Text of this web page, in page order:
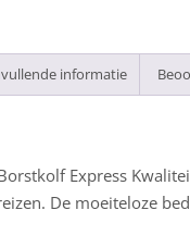
informatie
Express
De moeiteloze